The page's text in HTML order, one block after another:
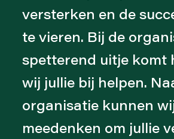
versterken en de
te vieren. Bij de
spetterend uitje komt
wij jullie bij helpen.
organisatie kunnen
meedenken om jullie